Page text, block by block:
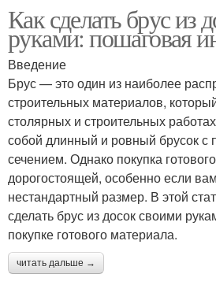
Как сделать брус из
руками: пошаговая
Введение
Брус — это один из наиболее
строительных материалов,
столярных и строительных
собой длинный и ровный брусок с
сечением. Однако покупка
дорогостоящей, особенно если
нестандартный размер. В этой
сделать брус из досок своими
покупке готового материала.
читать дальше →